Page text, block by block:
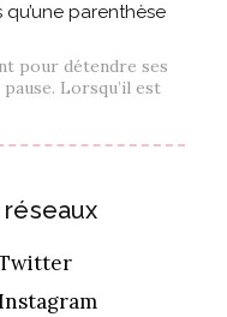
parenthèse
pour détendre ses
Lorsqu’il est